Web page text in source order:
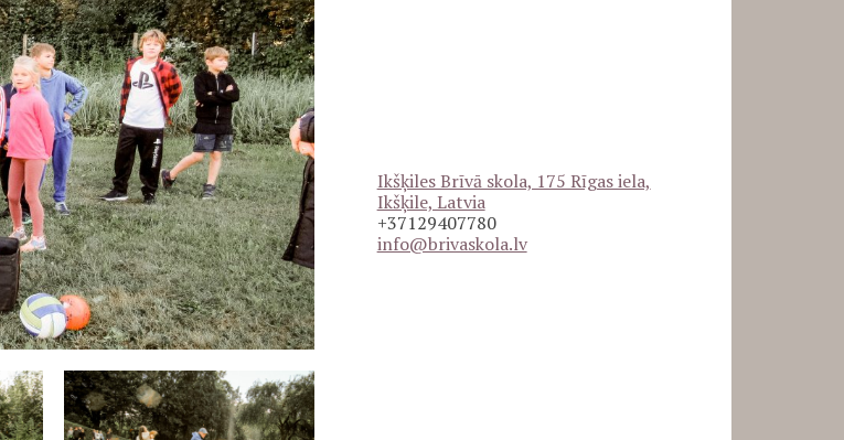
Ikšķiles Brīvā skola, 175 Rīgas iela,
Ikšķile, Latvia
+37129407780
info@brivaskola.lv